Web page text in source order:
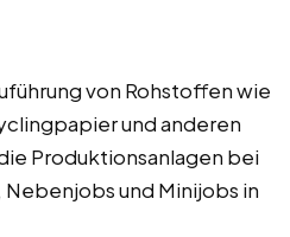
von Rohstoffen wie
und anderen
Produktionsanlagen bei
und Minijobs in